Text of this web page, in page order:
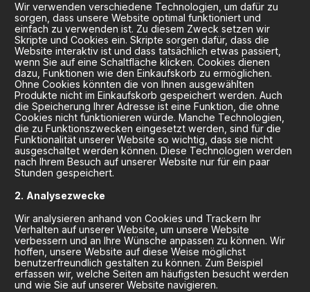
Wir verwenden verschiedene Technologien, um dafür zu
sorgen, dass unsere Website optimal funktioniert und
einfach zu verwenden ist. Zu diesem Zweck setzen wir
Skripte und Cookies ein. Skripte sorgen dafür, dass die
Website interaktiv ist und dass tatsächlich etwas passiert,
wenn Sie auf eine Schaltfläche klicken. Cookies dienen
dazu, Funktionen wie den Einkaufskorb zu ermöglichen.
Ohne Cookies könnten die von Ihnen ausgewählten
Produkte nicht im Einkaufskorb gespeichert werden. Auch
die Speicherung Ihrer Adresse ist eine Funktion, die ohne
Cookies nicht funktionieren würde. Manche Technologien,
die zu Funktionszwecken eingesetzt werden, sind für die
Funktionalität unserer Website so wichtig, dass sie nicht
ausgeschaltet werden können. Diese Technologien werden
nach Ihrem Besuch auf unserer Website nur für ein paar
Stunden gespeichert.
Analysezwecke
Wir analysieren anhand von Cookies und Trackern Ihr
Verhalten auf unserer Website, um unsere Website
verbessern und an Ihre Wünsche anpassen zu können. Wir
hoffen, unsere Website auf diese Weise möglichst
benutzerfreundlich gestalten zu können. Zum Beispiel
erfassen wir, welche Seiten am häufigsten besucht werden
und wie Sie auf unserer Website navigieren.